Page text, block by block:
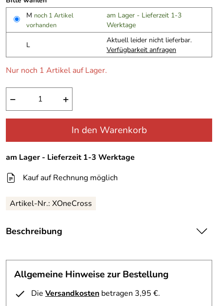
M noch 1 Artikel
vorhanden
am Lager - Lieferzeit 1-3
Werktage
L
Aktuell leider nicht lieferbar.
Verfügbarkeit anfragen
Nur noch 1 Artikel auf Lager.
− +
In den Warenkorb
am Lager - Lieferzeit 1-3 Werktage
Kauf auf Rechnung möglich
Artikel-Nr.: XOneCross
Beschreibung
top moderner MX Helm aus GFK
-herausnehmbares Innenfutter aus Coolmax
- hochwertige Lackierung
Allgemeine Hinweise zur Bestellung
Die Versandkosten betragen 3,95 €.